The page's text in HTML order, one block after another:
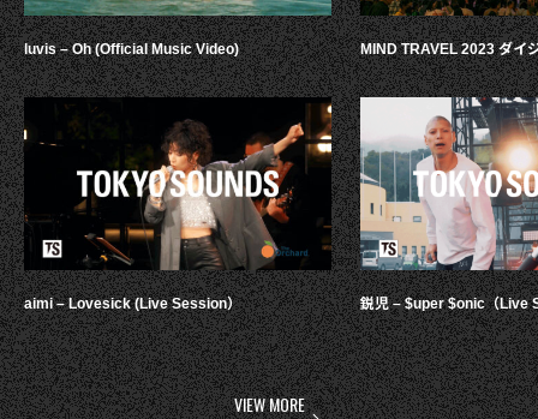
luvis – Oh (Official Music Video)
aimi – Lovesick (Live Session）
MIND TRAVEL 2023 ダイ
鋭児 – $uper $onic（Live
VIEW MORE